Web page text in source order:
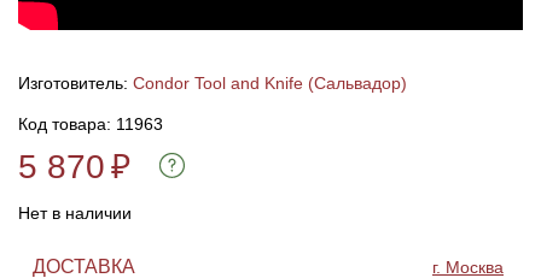
Изготовитель: Condor Tool and Knife (Сальвадор)
Код товара: 11963
5 870₽
Нет в наличии
ДОСТАВКА г. Москва
Полочки для лука
Кликеры для лука
Ножи складные